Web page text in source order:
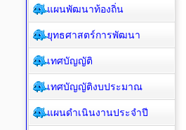
แผนพัฒนาท้องถิ่น
ยุทธศาสตร์การพัฒนา
เทศบัญญัติ
เทศบัญญัติงบประมาณ
แผนดำเนินงานประจำปี